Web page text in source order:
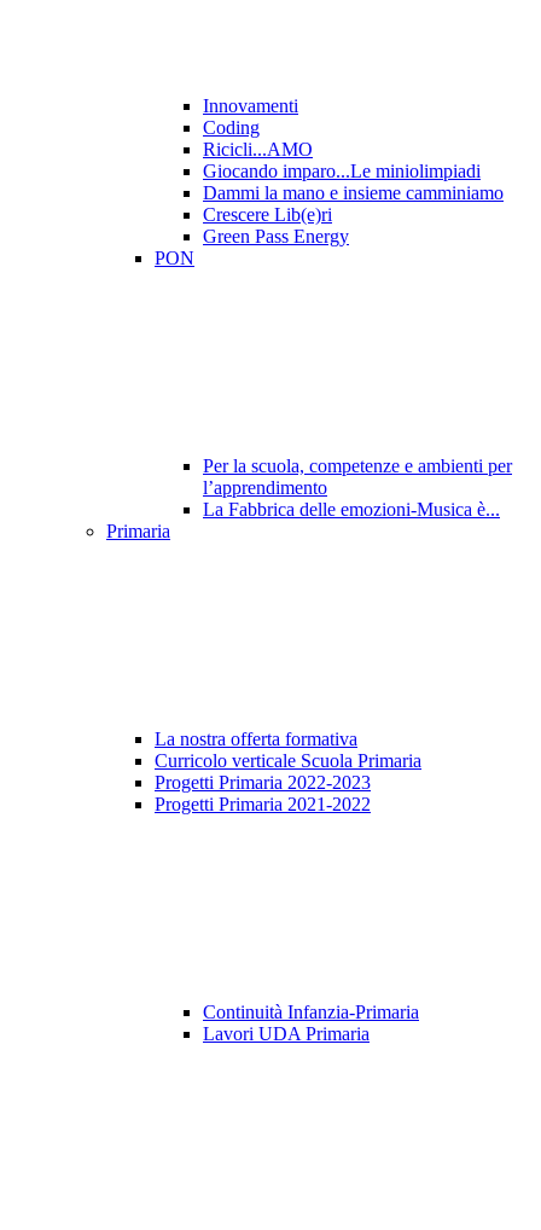
Innovamenti
Coding
Ricicli...AMO
Giocando imparo...Le miniolimpiadi
Dammi la mano e insieme camminiamo
Crescere Lib(e)ri
Green Pass Energy
PON
Per la scuola, competenze e ambienti per
l’apprendimento
La Fabbrica delle emozioni-Musica è...
Primaria
La nostra offerta formativa
Curricolo verticale Scuola Primaria
Progetti Primaria 2022-2023
Progetti Primaria 2021-2022
Continuità Infanzia-Primaria
Lavori UDA Primaria